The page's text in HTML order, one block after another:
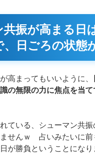
共振が高まる日
、日ごろの状態
高まってもいいように、
の無限の力に焦点を当て
ている、シューマン共
せんｗ 占いみたいに前
が勝負ということになり